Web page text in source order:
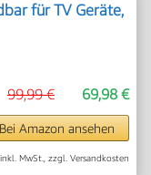
für TV Geräte,
69,98 €
99,99 €
Amazon ansehen
MwSt., zzgl. Versandkosten